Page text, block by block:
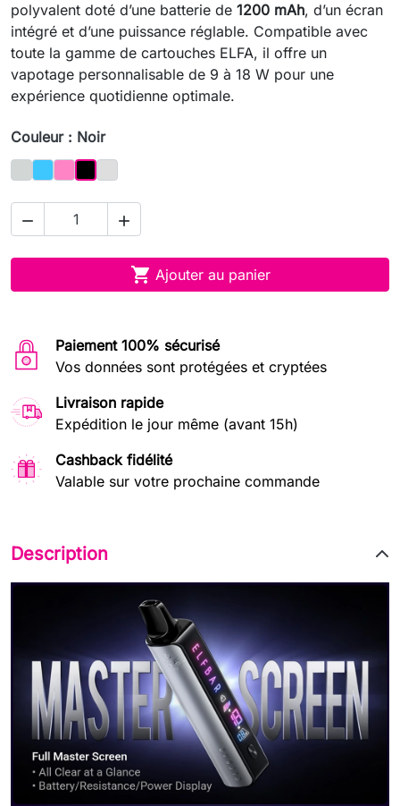
polyvalent doté d’une batterie de 1200 mAh, d’un écran
intégré et d’une puissance réglable. Compatible avec
toute la gamme de cartouches ELFA, il offre un
vapotage personnalisable de 9 à 18 W pour une
expérience quotidienne optimale.
Couleur : Noir
GrisBleuRoseNoirArgent
 
 Ajouter au panier
Paiement 100% sécurisé
Vos données sont protégées et cryptées
Livraison rapide
Expédition le jour même (avant 15h)
Cashback fidélité
Valable sur votre prochaine commande
Description